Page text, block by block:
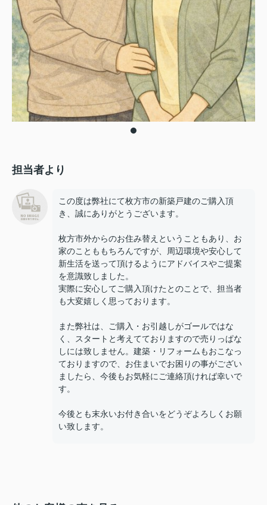
担当者より
この度は弊社にて枚方市の新築戸建のご購入頂
き、誠にありがとうございます。
枚方市外からのお住み替えということもあり、お
家のことももちろんですが、周辺環境や安心して
新生活を送って頂けるようにアドバイスやご提案
を意識致しました。
実際に安心してご購入頂けたとのことで、担当者
も大変嬉しく思っております。
また弊社は、ご購入・お引越しがゴールではな
く、スタートと考えてておりますので売りっぱな
しには致しません。建築・リフォームもおこなっ
ておりますので、お住まいでお困りの事がござい
ましたら、今後もお気軽にご連絡頂ければ幸いで
す。
今後とも末永いお付き合いをどうぞよろしくお願
い致します。